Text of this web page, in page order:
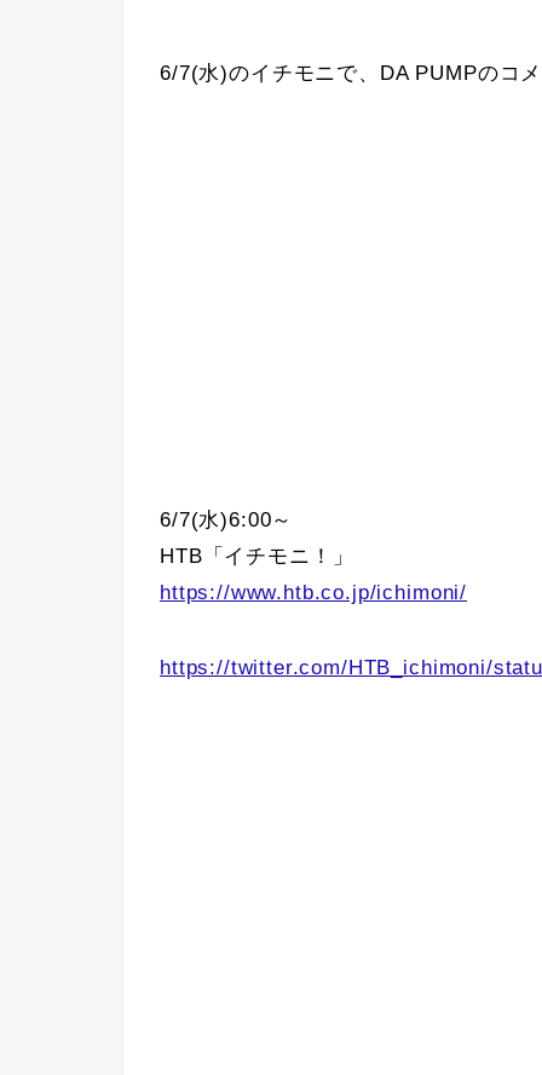
6/7(水)のイチモニで、DA PUMPのコ
6/7(水)6:00～
HTB「イチモニ！」
https://www.htb.co.jp/ichimoni/
https://twitter.com/HTB_ichimoni/